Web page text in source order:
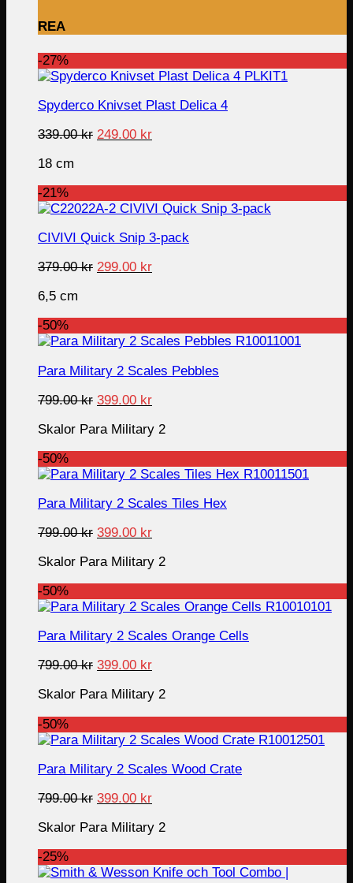
REA
-27%
Spyderco Knivset Plast Delica 4
339.00kr Original
249.00 krCurrent
18 cm
-21%
CIVIVI Quick Snip 3-pack
379.00kr Original
299.00 krCurrent
6,5 cm
-50%
Para Military 2 Scales Pebbles
799.00kr Original
was:
399.00 krCurrent
is:
Skalor Para Military 2
-50%
Para Military 2 Scales Tiles Hex
799.00kr Original
was:
399.00 krCurrent
is:
Skalor Para Military 2
-50%
Para Military 2 Scales Orange Cells
799.00kr Original
was:
399.00 krCurrent
is:
Skalor Para Military 2
-50%
Para Military 2 Scales Wood Crate
799.00kr Original
was:
399.00 krCurrent
is:
Skalor Para Military 2
-25%